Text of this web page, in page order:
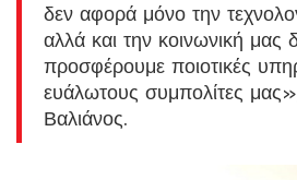
δεν αφορά μόνο την
αλλά και την κοινωνική μας
προσφέρουμε ποιοτικές
ευάλωτους συμπολίτες
Βαλιάνος.